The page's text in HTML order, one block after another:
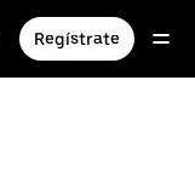
Regístrate